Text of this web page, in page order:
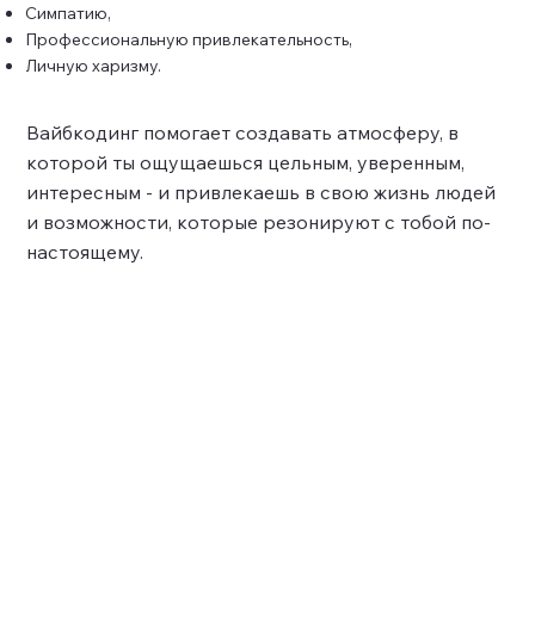
Симпатию,
Профессиональную привлекательность,
Личную харизму.
Вайбкодинг помогает создавать атмосферу, в
которой ты ощущаешься цельным, уверенным,
интересным - и привлекаешь в свою жизнь людей
и возможности, которые резонируют с тобой по-
настоящему.